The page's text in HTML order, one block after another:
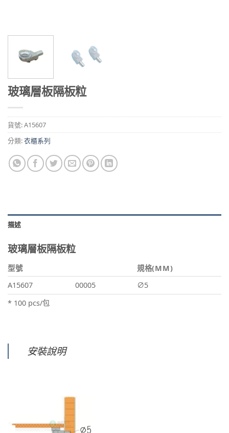
玻璃層板隔板粒
貨號:A15607
分類:衣櫃系列
描述
玻璃層板隔板粒
型號
規格(MM)
A15607
00005
∅5
* 100 pcs/包
安裝說明